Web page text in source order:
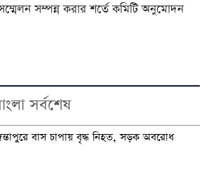
সম্পন্ন করার শর্তে কমিটি অনুমোদন
সর্বশেষ
বাস চাপায় বৃদ্ধ নিহত, সড়ক অবরোধ